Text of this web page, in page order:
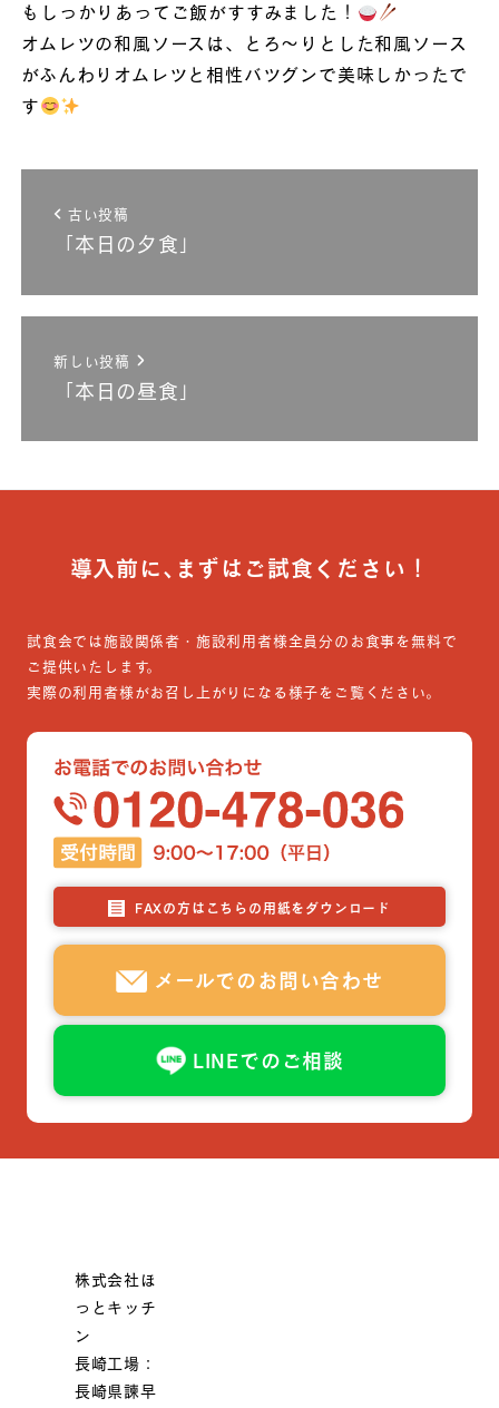
もしっかりあってご飯がすすみました！
オムレツの和風ソースは、とろ～りとした和風ソース
がふんわりオムレツと相性バツグンで美味しかったで
す
古い投稿
「本日の夕食」
新しい投稿
「本日の昼食」
導入前に､まずはご試食ください！
試食会では施設関係者・施設利用者様全員分のお食事を無料で
ご提供いたします。
実際の利用者様がお召し上がりになる様子をご覧ください。
FAXの方はこちらの用紙をダウンロード
メールでのお問い合わせ
LINEでのご相談
株式会社ほ
っとキッチ
ン
長崎工場：
長崎県諫早